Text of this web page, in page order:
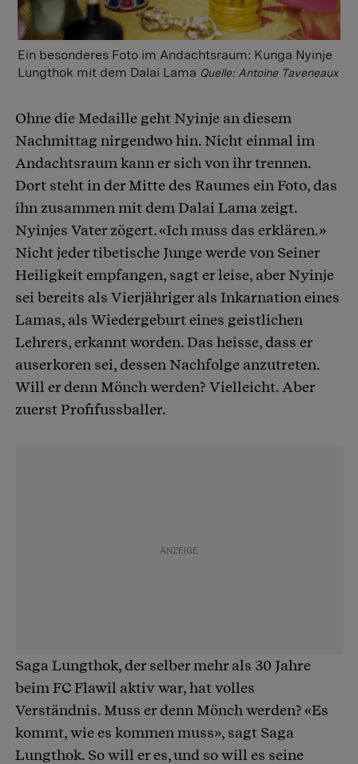
Ein besonderes Foto im Andachtsraum: Kunga Nyinje
Lungthok mit dem Dalai Lama Quelle: Antoine Taveneaux
Ohne die Medaille geht Nyinje an diesem
Nachmittag nirgendwo hin. Nicht einmal im
Andachtsraum kann er sich von ihr trennen.
Dort steht in der Mitte des Raumes ein Foto, das
ihn zusammen mit dem Dalai Lama zeigt.
Nyinjes Vater zögert. «Ich muss das erklären.»
Nicht jeder tibetische Junge werde von Seiner
Heiligkeit empfangen, sagt er leise, aber Nyinje
sei bereits als Vierjähriger als Inkarnation eines
Lamas, als Wiedergeburt eines geistlichen
Lehrers, erkannt worden. Das heisse, dass er
auserkoren sei, dessen Nachfolge anzutreten.
Will er denn Mönch werden? Vielleicht. Aber
zuerst Profifussballer.
Saga Lungthok, der selber mehr als 30 Jahre
beim FC Flawil aktiv war, hat volles
Verständnis. Muss er denn Mönch werden? «Es
kommt, wie es kommen muss», sagt Saga
Lungthok. So will er es, und so will es seine